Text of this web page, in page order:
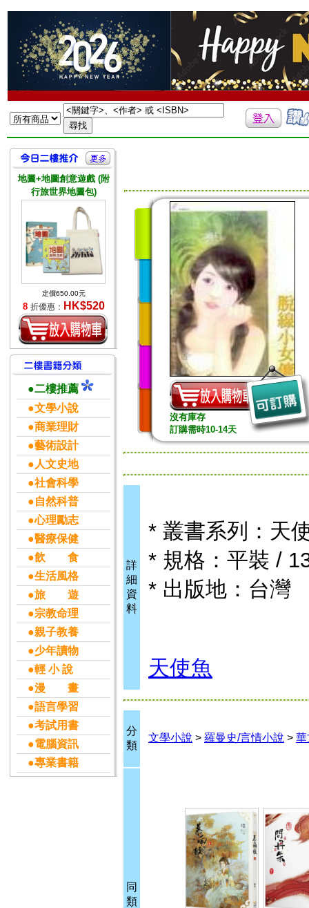
地圖+地圖創意遊戲 (附
行旅世界地圖包)
定價650.00元
8 折優惠： HK$520
●二樓推薦
●文學小說
●商業理財
●藝術設計
●人文史地
●社會科學
●自然科普
●心理勵志
●醫療保健
●飲 食
●生活風格
●旅 遊
●宗教命理
●親子教養
●少年讀物
●輕 小 說
●漫 畫
●語言學習
●考試用書
●電腦資訊
●專業書籍
沒有庫存
訂購需時10-14天
詳
細
資
料
* 叢書系列：天
* 規格：平裝 /
* 出版地：台灣
天使魚
分
類
文學小說 > 羅曼史/言情小說 > 華
同
類